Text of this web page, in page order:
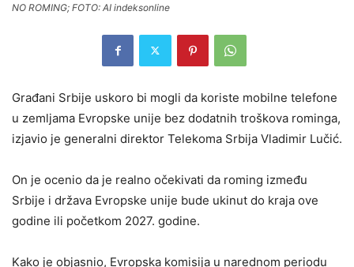
NO ROMING; FOTO: AI indeksonline
Građani Srbije uskoro bi mogli da koriste mobilne telefone
u zemljama Evropske unije bez dodatnih troškova rominga,
izjavio je generalni direktor Telekoma Srbija Vladimir Lučić.
On je ocenio da je realno očekivati da roming između
Srbije i država Evropske unije bude ukinut do kraja ove
godine ili početkom 2027. godine.
Kako je objasnio, Evropska komisija u narednom periodu